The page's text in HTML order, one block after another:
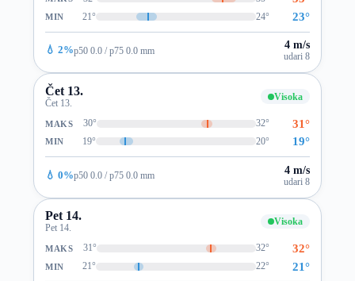
MIN 21° 24° 23°
💧 2%p50 0.0 / p75 0.0 mm 4 m/s
udari 8
Čet 13.
Čet 13.
Visoka
MAKS 30° 32° 31°
MIN 19° 20° 19°
💧 0%p50 0.0 / p75 0.0 mm 4 m/s
udari 8
Pet 14.
Pet 14.
Visoka
MAKS 31° 32° 32°
MIN 21° 22° 21°